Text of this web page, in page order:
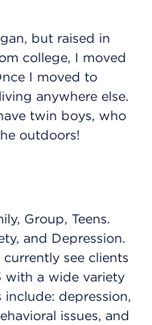
but raised in
college, I moved
I moved to
anywhere else.
twin boys, who
outdoors!
Group, Teens.
and Depression.
currently see clients
with a wide variety
include: depression,
issues, and